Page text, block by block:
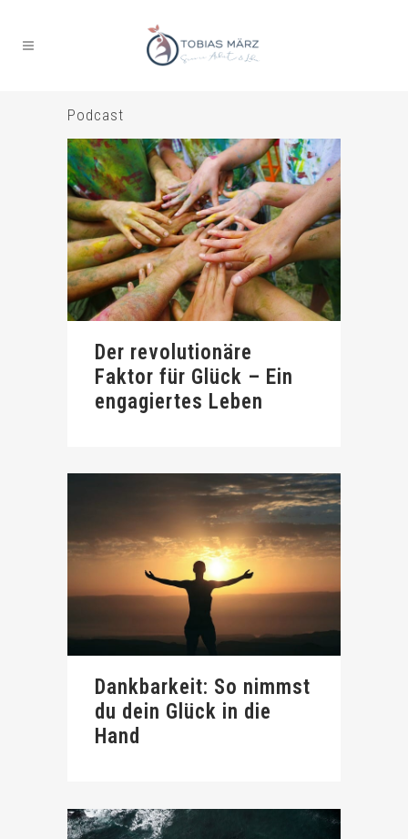
Podcast
Der revolutionäre
Faktor für Glück – Ein
engagiertes Leben
Dankbarkeit: So nimmst
du dein Glück in die
Hand